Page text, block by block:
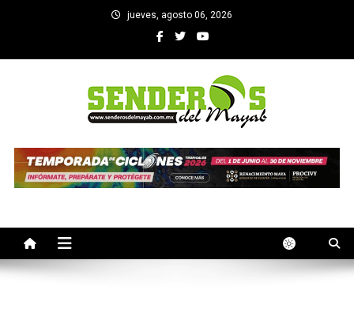
jueves, agosto 06, 2026
SENDEROS DEL MAYAB